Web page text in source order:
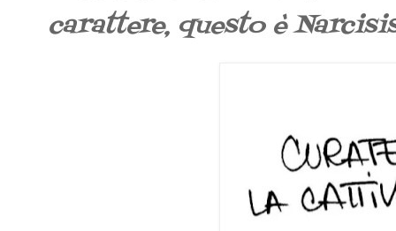
carattere, questo è